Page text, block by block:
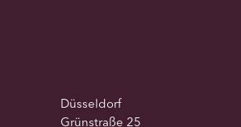
Düsseldorf
Grünstraße 25